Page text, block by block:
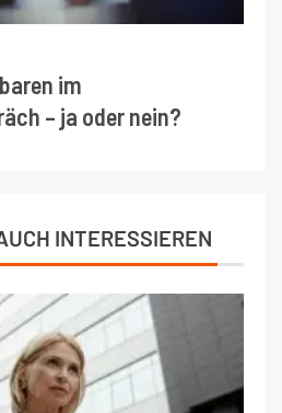
im
– ja oder nein?
INTERESSIEREN